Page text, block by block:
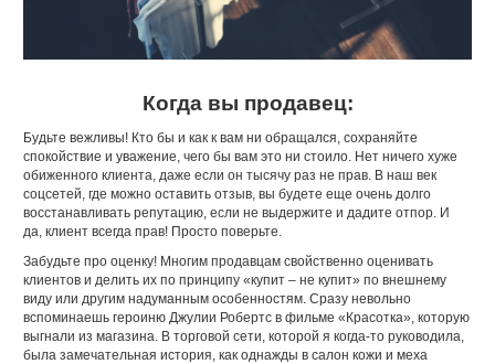
Когда вы продавец:
Будьте вежливы! Кто бы и как к вам ни обращался, сохраняйте
спокойствие и уважение, чего бы вам это ни стоило. Нет ничего хуже
обиженного клиента, даже если он тысячу раз не прав. В наш век
соцсетей, где можно оставить отзыв, вы будете еще очень долго
восстанавливать репутацию, если не выдержите и дадите отпор. И
да, клиент всегда прав! Просто поверьте.
Забудьте про оценку! Многим продавцам свойственно оценивать
клиентов и делить их по принципу «купит – не купит» по внешнему
виду или другим надуманным особенностям. Сразу невольно
вспоминаешь героиню Джулии Робертс в фильме «Красотка», которую
выгнали из магазина. В торговой сети, которой я когда-то руководила,
была замечательная история, как однажды в салон кожи и меха